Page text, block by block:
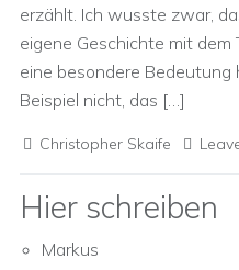
erzählt. Ich wusste zwar,
eigene Geschichte mit
eine besondere
Beispiel nicht, das […]
Christopher Skaife
Hier schreiben
Markus